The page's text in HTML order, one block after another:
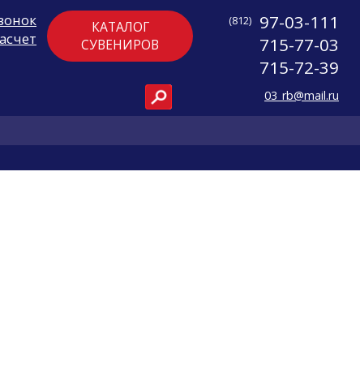
(812)
97-03-111
715-77-03
715-72-39
03_rb@mail.ru
КАТАЛОГ
СУВЕНИРОВ